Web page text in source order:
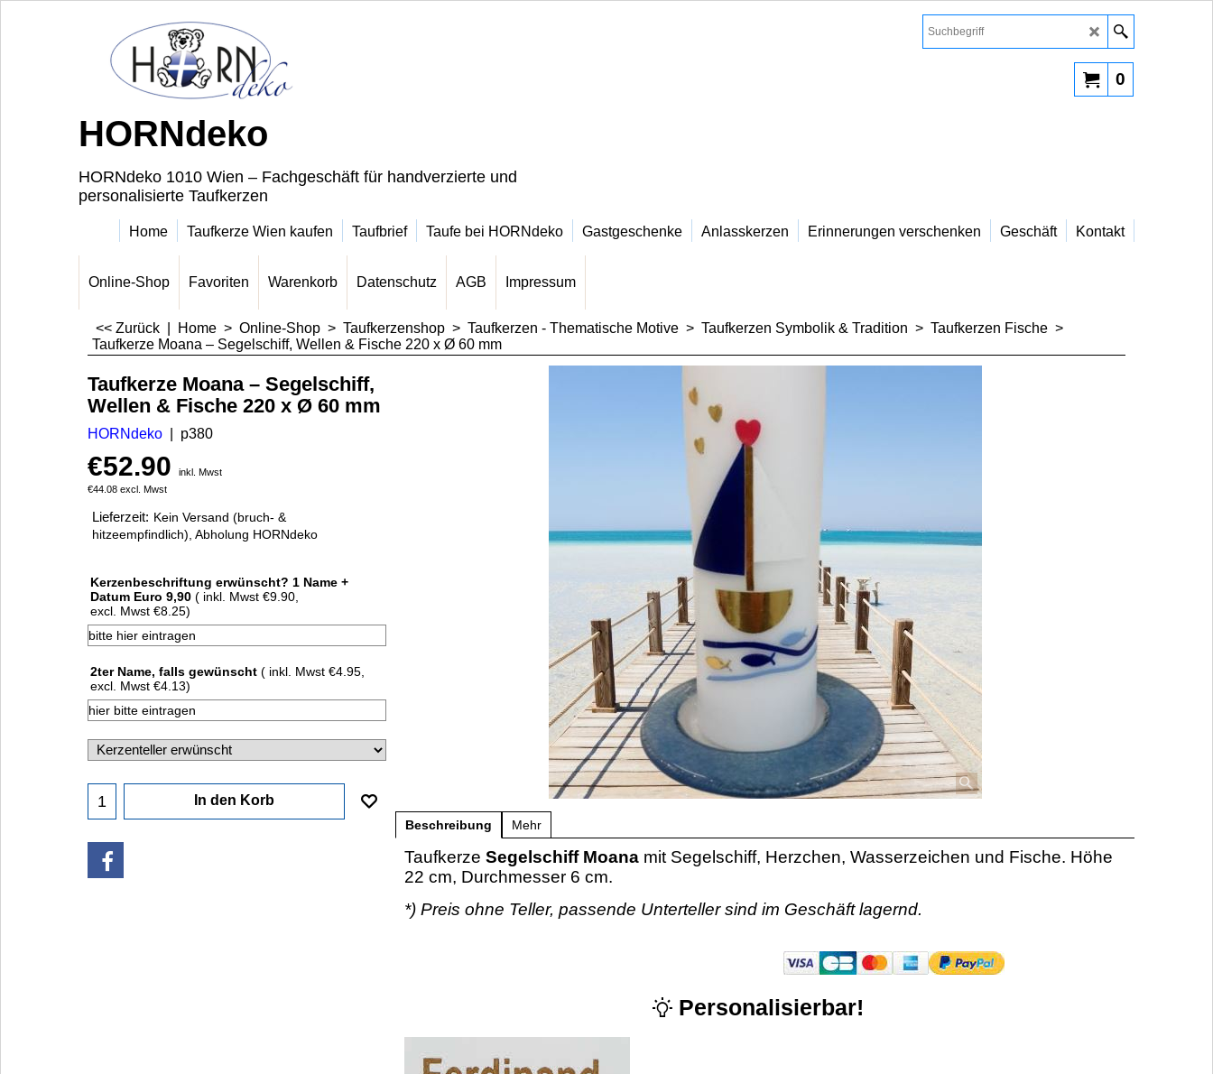
HORNdeko
HORNdeko 1010 Wien – Fachgeschäft für handverzierte und
personalisierte Taufkerzen
0
Home Taufkerze Wien kaufen Taufbrief Taufe bei HORNdeko Gastgeschenke Anlasskerzen Erinnerungen verschenken Geschäft Kontakt
Online-Shop Favoriten Warenkorb Datenschutz AGB Impressum
<< Zurück Home > Online-Shop > Taufkerzenshop > Taufkerzen - Thematische Motive > Taufkerzen Symbolik & Tradition > Taufkerzen Fische >
Taufkerze Moana – Segelschiff, Wellen & Fische 220 x Ø 60 mm
Taufkerze Moana – Segelschiff,
Wellen & Fische 220 x Ø 60 mm
HORNdeko p380
€52.90
inkl. Mwst
€44.08 excl. Mwst
Lieferzeit: Kein Versand (bruch- &
hitzeempfindlich), Abholung HORNdeko
Kerzenbeschriftung erwünscht? 1 Name +
Datum Euro 9,90 ( inkl. Mwst €9.90,
excl. Mwst €8.25)
2ter Name, falls gewünscht ( inkl. Mwst €4.95,
excl. Mwst €4.13)
In den Korb
Beschreibung Mehr
Taufkerze Segelschiff Moana mit Segelschiff, Herzchen, Wasserzeichen und Fische. Höhe
22 cm, Durchmesser 6 cm.
*) Preis ohne Teller, passende Unterteller sind im Geschäft lagernd.
Personalisierbar!